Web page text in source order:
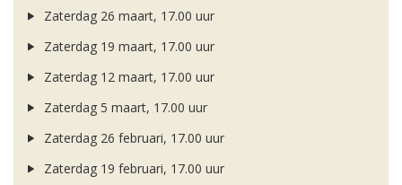
Zaterdag 26 maart, 17.00 uur
Zaterdag 19 maart, 17.00 uur
Zaterdag 12 maart, 17.00 uur
Zaterdag 5 maart, 17.00 uur
Zaterdag 26 februari, 17.00 uur
Zaterdag 19 februari, 17.00 uur